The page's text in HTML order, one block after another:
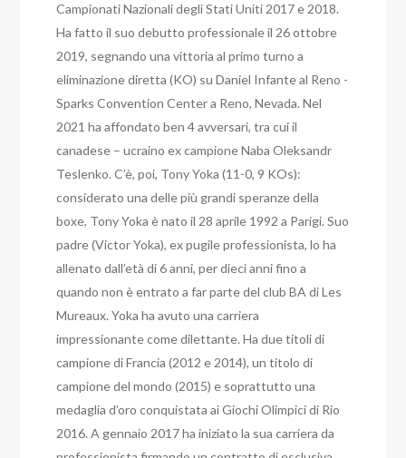
Campionati Nazionali degli Stati Uniti 2017 e 2018.
Ha fatto il suo debutto professionale il 26 ottobre
2019, segnando una vittoria al primo turno a
eliminazione diretta (KO) su Daniel Infante al Reno -
Sparks Convention Center a Reno, Nevada. Nel
2021 ha affondato ben 4 avversari, tra cui il
canadese – ucraino ex campione Naba Oleksandr
Teslenko. C’è, poi, Tony Yoka (11-0, 9 KOs):
considerato una delle più grandi speranze della
boxe, Tony Yoka è nato il 28 aprile 1992 a Parigi. Suo
padre (Victor Yoka), ex pugile professionista, lo ha
allenato dall’età di 6 anni, per dieci anni fino a
quando non è entrato a far parte del club BA di Les
Mureaux. Yoka ha avuto una carriera
impressionante come dilettante.Ha due titoli di
campione di Francia (2012 e 2014), un titolo di
campione del mondo (2015) e soprattutto una
medaglia d’oro conquistata ai Giochi Olimpici di Rio
2016. A gennaio 2017 ha iniziato la sua carriera da